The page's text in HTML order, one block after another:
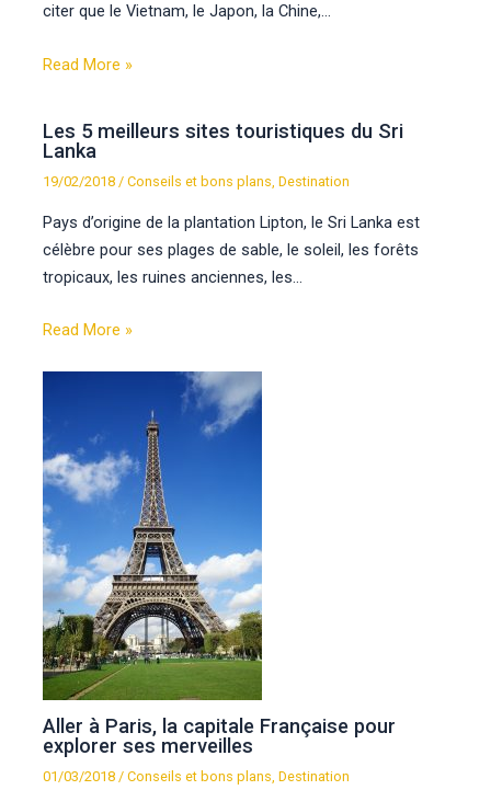
citer que le Vietnam, le Japon, la Chine,…
Read More »
Les 5 meilleurs sites touristiques du Sri
Lanka
19/02/2018/Conseils et bons plans,Destination
Pays d’origine de la plantation Lipton, le Sri Lanka est
célèbre pour ses plages de sable, le soleil, les forêts
tropicaux, les ruines anciennes, les…
Read More »
Aller à Paris, la capitale Française pour
explorer ses merveilles
01/03/2018/Conseils et bons plans,Destination